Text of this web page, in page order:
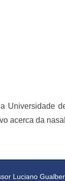
Universidade
acerca da
Luciano